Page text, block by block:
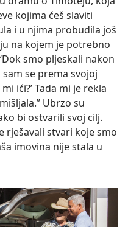
kojima ćeš slaviti
i u njima probudila još
na kojem je potrebno
smo pljeskali nakon
se prema svojoj
ići?’ Tada mi je rekla
Ubrzo su
bi ostvarili svoj cilj.
rješavali stvari koje smo
imovina nije stala u